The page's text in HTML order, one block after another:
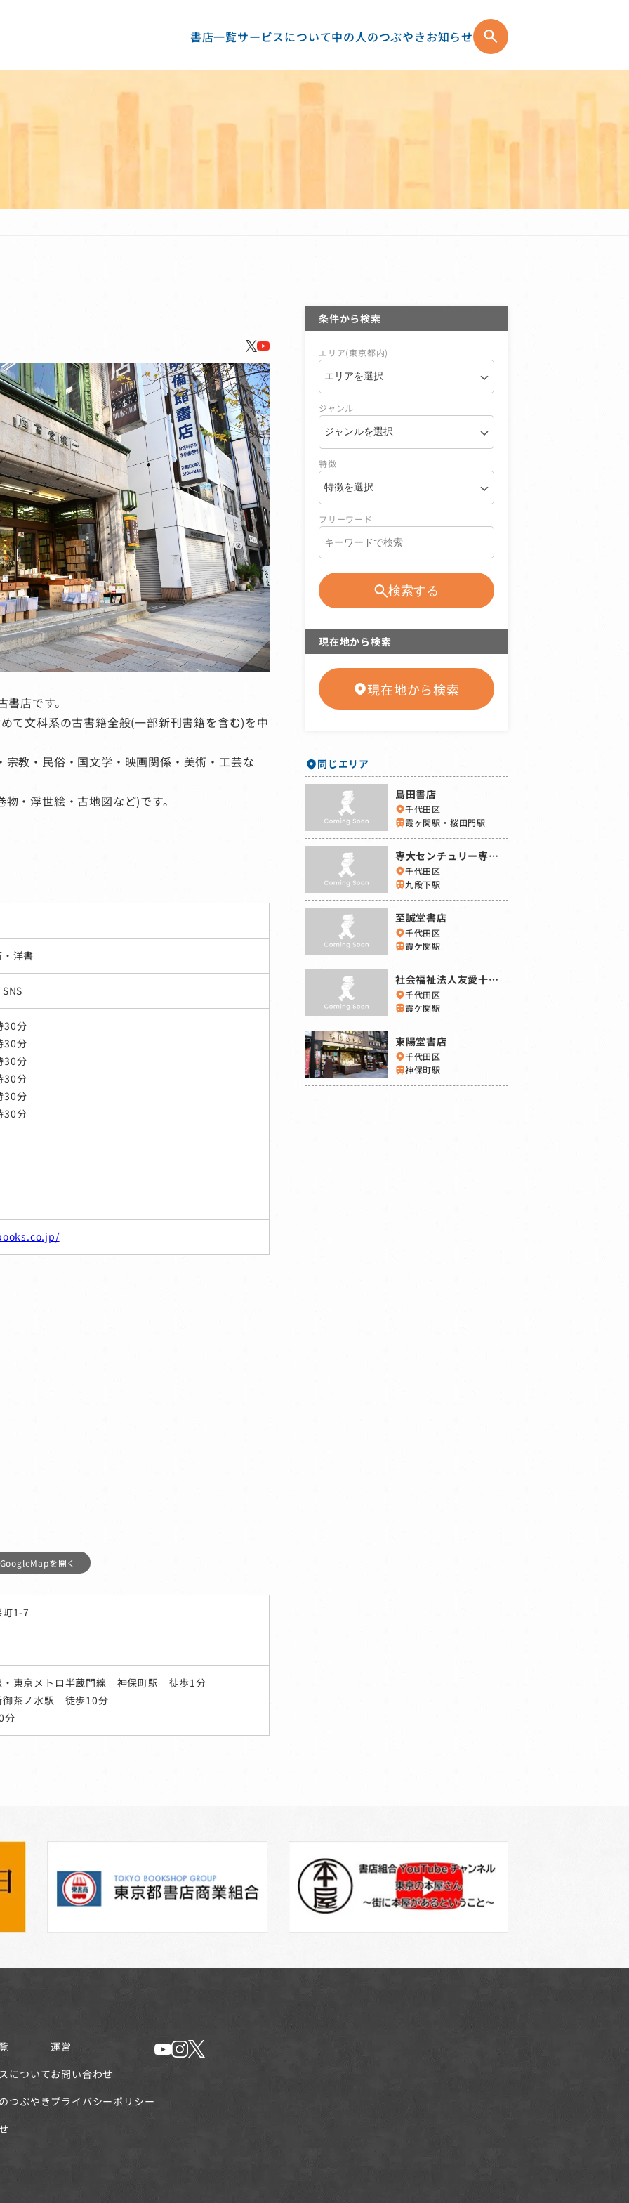
書店一覧サービスについて中の人のつぶやきお知らせ
店です。
て文科系の古書籍全般(一部新刊書籍を含む)を中
教・民俗・国文学・映画関係・美術・工芸な
・浮世絵・古地図など)です。
洋書
30分
30分
30分
30分
30分
30分
GoogleMapを開く
1-7
・東京メトロ半蔵門線 神保町駅 徒歩1分
茶ノ水駅 徒歩10分
分
条件から検索
エリア(東京都内)
ジャンル
特徴
フリーワード
検索する
現在地から検索
現在地から検索
同じエリア
島田書店
千代田区
霞ヶ関駅・桜田門駅
専大センチュリー専修
大学購買会
千代田区
九段下駅
至誠堂書店
千代田区
霞ケ関駅
社会福祉法人友愛十字
会 友愛書房
千代田区
霞ケ関駅
東陽堂書店
千代田区
神保町駅
について
つぶやき
運営
お問い合わせ
プライバシーポリシー